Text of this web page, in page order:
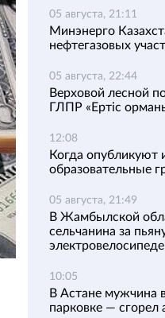
05 августа, 21:11
Минэнерго
нефтегазовых
05 августа, 22:44
Верховой лесной
ГЛПР «Ертіс
12:08
Когда опубликуют
образовательные
05 августа, 21:49
В Жамбылской
сельчанина за
электровелосипеде
10:05
В Астане мужчина
парковке — сгорел